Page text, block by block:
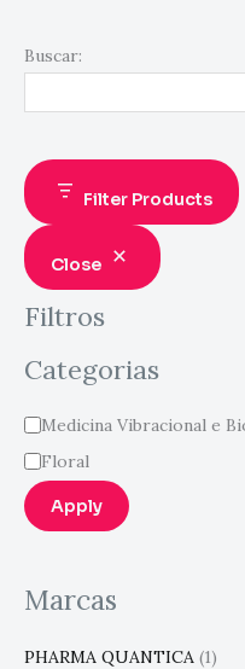
Buscar:
Filter Products
Close
Filtros
Categorias
Medicina Vibracional e
Floral
Apply
Marcas
PHARMA QUANTICA (1)